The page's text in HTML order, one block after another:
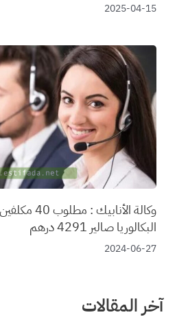
2025-04-15
وكالة
البكالوريا صالير 4291 درهم
2024-06-27
آخر المقالات